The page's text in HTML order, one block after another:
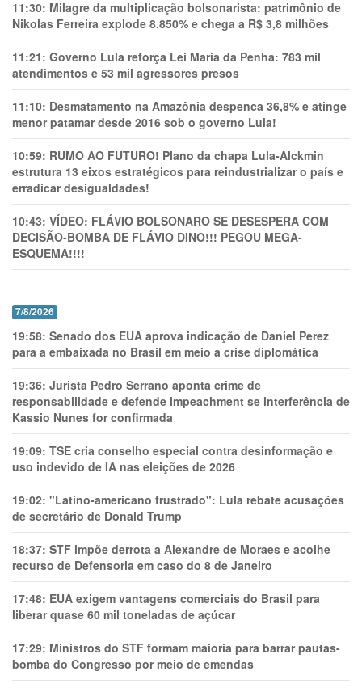
11:30: Milagre da multiplicação bolsonarista: patrimônio de
Nikolas Ferreira explode 8.850% e chega a R$ 3,8 milhões
11:21: Governo Lula reforça Lei Maria da Penha: 783 mil
atendimentos e 53 mil agressores presos
11:10: Desmatamento na Amazônia despenca 36,8% e atinge
menor patamar desde 2016 sob o governo Lula!
10:59: RUMO AO FUTURO! Plano da chapa Lula-Alckmin
estrutura 13 eixos estratégicos para reindustrializar o país e
erradicar desigualdades!
10:43: VÍDEO: FLÁVIO BOLSONARO SE DESESPERA COM
DECISÃO-BOMBA DE FLÁVIO DINO!!! PEGOU MEGA-
ESQUEMA!!!!
7/8/2026
19:58: Senado dos EUA aprova indicação de Daniel Perez
para a embaixada no Brasil em meio a crise diplomática
19:36: Jurista Pedro Serrano aponta crime de
responsabilidade e defende impeachment se interferência de
Kassio Nunes for confirmada
19:09: TSE cria conselho especial contra desinformação e
uso indevido de IA nas eleições de 2026
19:02: "Latino-americano frustrado": Lula rebate acusações
de secretário de Donald Trump
18:37: STF impõe derrota a Alexandre de Moraes e acolhe
recurso de Defensoria em caso do 8 de Janeiro
17:48: EUA exigem vantagens comerciais do Brasil para
liberar quase 60 mil toneladas de açúcar
17:29: Ministros do STF formam maioria para barrar pautas-
bomba do Congresso por meio de emendas